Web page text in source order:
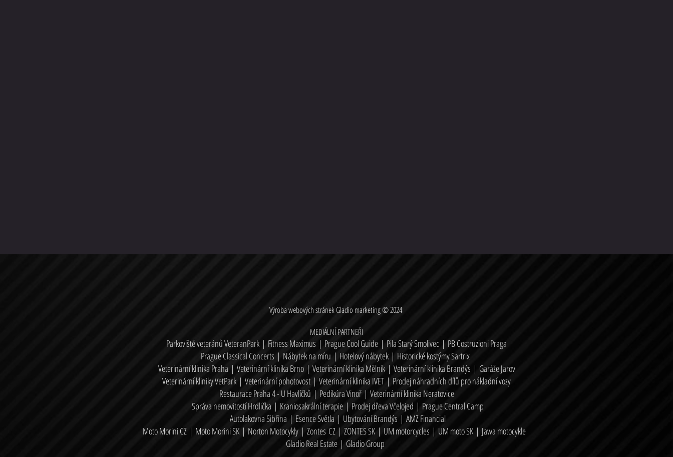
Výroba webových stránekGladio marketing© 2024
MEDIÁLNÍ PARTNEŘI
Parkoviště veteránů VeteranPark | Fitness Maximus | Prague Cool Guide | Pila Starý Smolivec | PB Costruzioni Praga
Prague Classical Concerts | Nábytek na míru | Hotelový nábytek | Historické kostýmy Sartrix
Veterinární klinika Praha | Veterinární klinika Brno| Veterinární klinika Mělník| Veterinární klinika Brandýs | Garáže Jarov
Veterinární kliniky VetPark | Veterinární pohotovost | Veterinární klinika IVET | Prodej náhradních dílů pro nákladní vozy
Restaurace Praha 4 - U Havlíčků | Pedikúra Vinoř| Veterinární klinika Neratovice
Správa nemovitostí Hrdlička | Kraniosakrální terapie | Prodej dřeva Včelojed | Prague Central Camp
Autolakovna Sibřina | Esence Světla | Ubytování Brandýs | AMZ Financial
Moto Morini CZ| Moto Morini SK| Norton Motocykly| Zontes CZ| ZONTES SK | UM motorcycles | UM moto SK| Jawa motocykle
Gladio Real Estate | Gladio Group